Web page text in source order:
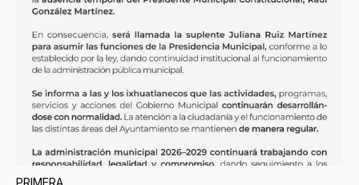
PRIMERA